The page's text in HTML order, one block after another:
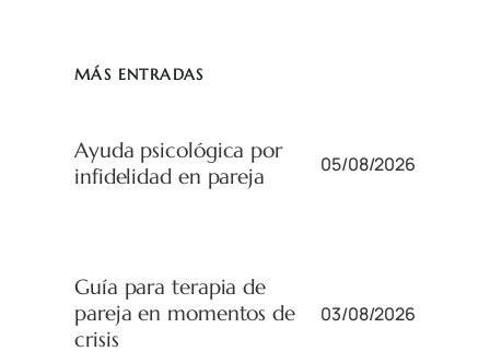
MÁS ENTRADAS
Ayuda psicológica por
infidelidad en pareja
05/08/2026
Guía para terapia de
pareja en momentos de
crisis
03/08/2026